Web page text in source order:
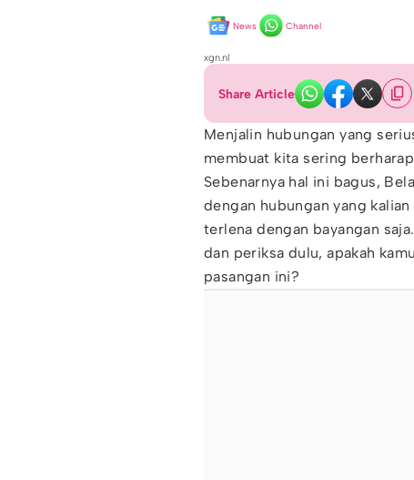
News Channel
xgn.nl
Share Article
Menjalin hubungan yang
membuat kita sering
Sebenarnya hal ini bagus,
dengan hubungan yang
terlena dengan bayangan
dan periksa dulu, apakah
pasangan ini?